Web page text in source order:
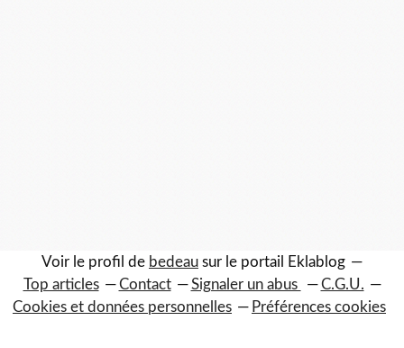
Voir le profil de bedeau sur le portail Eklablog
Top articles
Contact Signaler un abus
C.G.U.
Cookies et données personnelles
Préférences cookies